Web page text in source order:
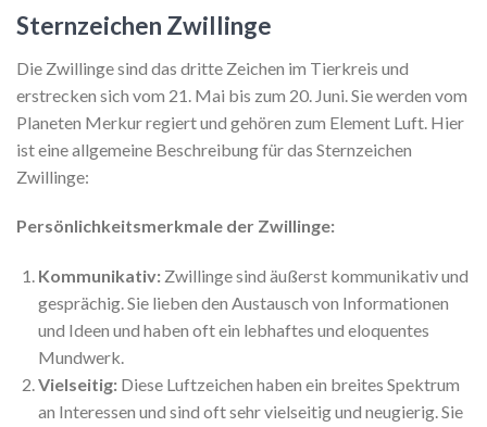
Sternzeichen Zwillinge
Die Zwillinge sind das dritte Zeichen im Tierkreis und
erstrecken sich vom 21. Mai bis zum 20. Juni. Sie werden vom
Planeten Merkur regiert und gehören zum Element Luft. Hier
ist eine allgemeine Beschreibung für das Sternzeichen
Zwillinge:
Persönlichkeitsmerkmale der Zwillinge:
Kommunikativ: Zwillinge sind äußerst kommunikativ und
gesprächig. Sie lieben den Austausch von Informationen
und Ideen und haben oft ein lebhaftes und eloquentes
Mundwerk.
Vielseitig: Diese Luftzeichen haben ein breites Spektrum
an Interessen und sind oft sehr vielseitig und neugierig. Sie